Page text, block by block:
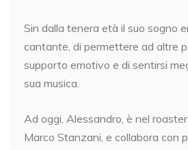
Sin dalla tenera età il suo sogno
cantante, di permettere ad altre
supporto emotivo e di sentirsi
sua musica.
Ad oggi, Alessandro, è nel
Marco Stanzani, e collabora con